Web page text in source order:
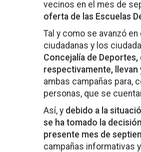
vecinos en el mes de
oferta de las Escuelas
Tal y como se avanzó
ciudadanas y los
Concejalía de
respectivamente, llevan
ambas campañas para,
personas, que se
Así, y debido a la
se ha tomado la
presente mes de
campañas informativas